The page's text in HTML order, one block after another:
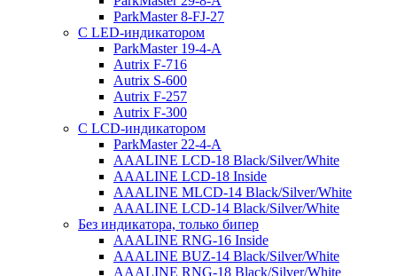
ParkMaster 8-FJ-27
С LED-индикатором
ParkMaster 19-4-A
Autrix F-716
Autrix S-600
Autrix F-257
Autrix F-300
С LCD-индикатором
ParkMaster 22-4-A
AAALINE LCD-18 Black/Silver/White
AAALINE LCD-18 Inside
AAALINE MLCD-14 Black/Silver/White
AAALINE LCD-14 Black/Silver/White
Без индикатора, только бипер
AAALINE RNG-16 Inside
AAALINE BUZ-14 Black/Silver/White
AAALINE RNG-18 Black/Silver/White